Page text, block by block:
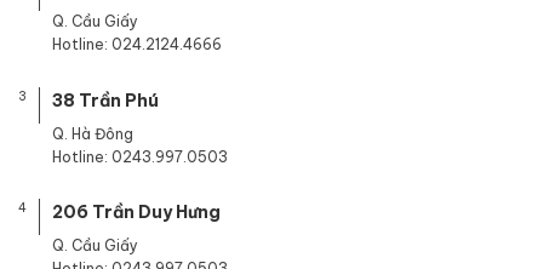
Q. Cầu Giấy
Hotline: 024.2124.4666
3 38 Trần Phú
Q. Hà Đông
Hotline: 0243.997.0503
4 206 Trần Duy Hưng
Q. Cầu Giấy